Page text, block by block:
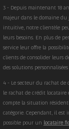
3 - Depuis maintenant 18
majeur dans le domaine du
intuitive, notre clientèle
leurs besoins. En plus de
service leur offre la
clients de consolider leurs
des solutions personnalisées
4 - Le secteur du rachat
le rachat de crédit
compte la situation
catégorie. Cependant, il
possible pour un locataire